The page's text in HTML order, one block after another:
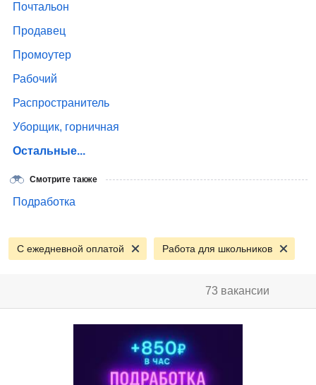
Почтальон
Продавец
Промоутер
Рабочий
Распространитель
Уборщик, горничная
Остальные...
Смотрите также
Подработка
С ежедневной оплатой Работа для школьников
73 вакансии